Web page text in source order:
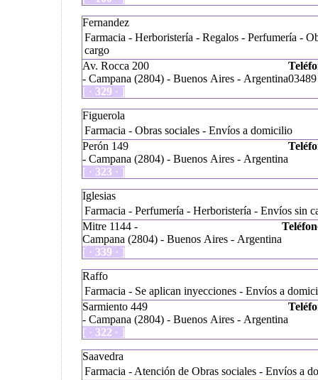
Fernandez
Farmacia - Herboristería - Regalos - Perfumería -
cargo
Av. Rocca 200
- Campana (2804) - Buenos Aires - Argentina
[ · 329 · ]
Figuerola
Farmacia - Obras sociales - Envíos a domicilio
Perón 149
- Campana (2804) - Buenos Aires - Argentina
[ · 323 · ]
Iglesias
Farmacia - Perfumería - Herboristería - Envíos sin
Mitre 1144 -
Campana (2804) - Buenos Aires - Argentina
[ · 339 · ]
Raffo
Farmacia - Se aplican inyecciones - Envíos a
Sarmiento 449
- Campana (2804) - Buenos Aires - Argentina
[ · 322 · ]
Saavedra
Farmacia - Atención de Obras sociales - Envíos a